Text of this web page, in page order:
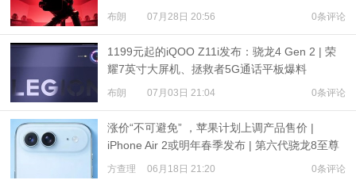
英寸屏
布朗 07月28日 20:56 0条评论
1199元起的iQOO Z11i发布：骁龙4 Gen 2 | 荣
耀7英寸大屏机、拯救者5G通话平板爆料
布朗 07月03日 21:04 0条评论
涨价“不可避免” ，苹果计划上调产品售价 |
iPhone Air 2或明年春季发布 | 第六代骁龙8至尊
版Pro样品清单：有两种内存
方查理 06月18日 21:20 0条评论